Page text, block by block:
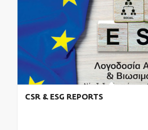
CSR & ESG REPORTS